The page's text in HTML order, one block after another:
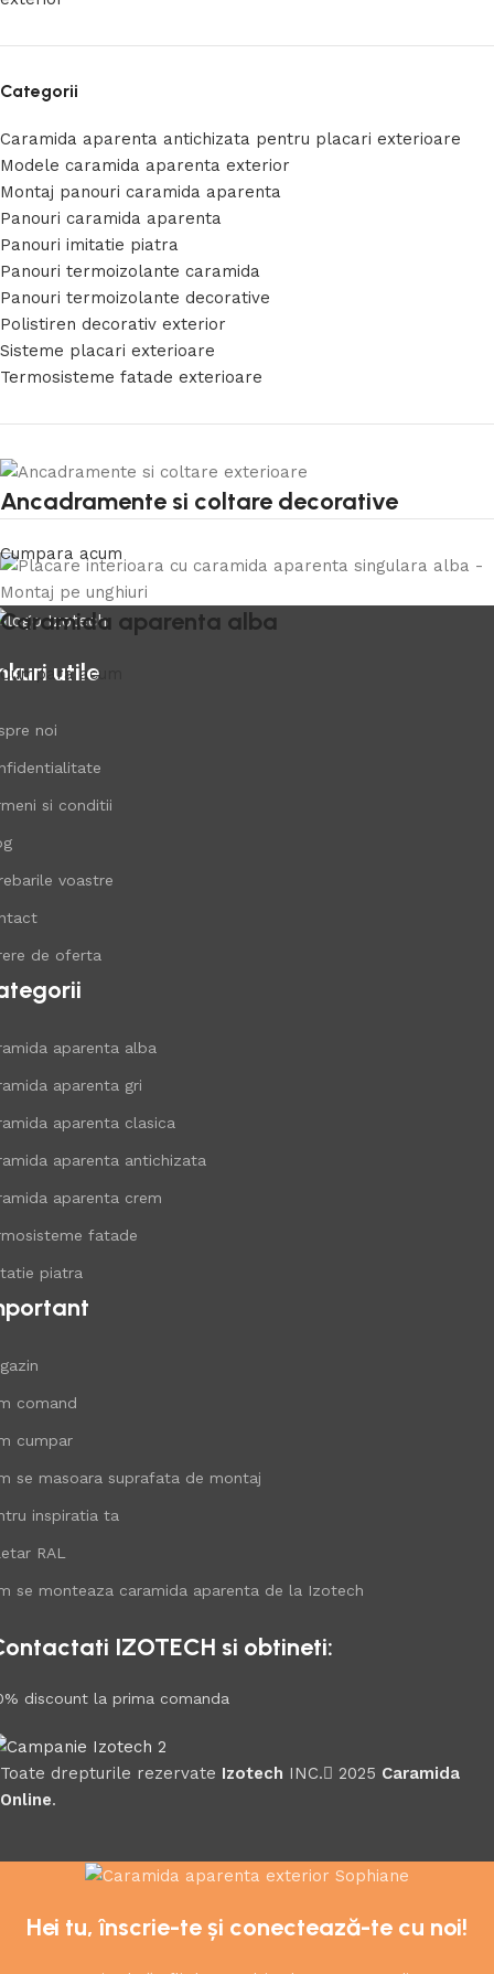
Categorii
Caramida aparenta antichizata pentru placari exterioare
Modele caramida aparenta exterior
Montaj panouri caramida aparenta
Panouri caramida aparenta
Panouri imitatie piatra
Panouri termoizolante caramida
Panouri termoizolante decorative
Polistiren decorativ exterior
Sisteme placari exterioare
Termosisteme fatade exterioare
Ancadramente si coltare decorative
Cumpara acum
Caramida aparenta alba
Cumpara acum
utile
noi
si conditii
voastre
de oferta
aparenta alba
aparenta gri
aparenta clasica
aparenta antichizata
aparenta crem
fatade
piatra
comand
cumpar
se masoara suprafata de montaj
inspiratia ta
RAL
se monteaza caramida aparenta de la Izotech
IZOTECH si obtineti:
discount la prima comanda
Toate drepturile rezervate Izotech INC. 2025 Caramida
Online.
Hei tu, înscrie-te și conectează-te cu noi!